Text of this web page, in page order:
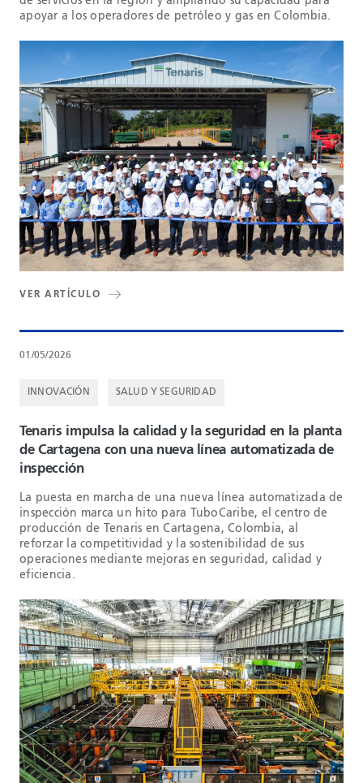
apoyar a los operadores de petróleo y gas en Colombia.
VER ARTÍCULO
01/05/2026
INNOVACIÓN SALUD Y SEGURIDAD
Tenaris impulsa la calidad y la seguridad en la planta
de Cartagena con una nueva línea automatizada de
inspección
La puesta en marcha de una nueva línea automatizada de
inspección marca un hito para TuboCaribe, el centro de
producción de Tenaris en Cartagena, Colombia, al
reforzar la competitividad y la sostenibilidad de sus
operaciones mediante mejoras en seguridad, calidad y
eficiencia.